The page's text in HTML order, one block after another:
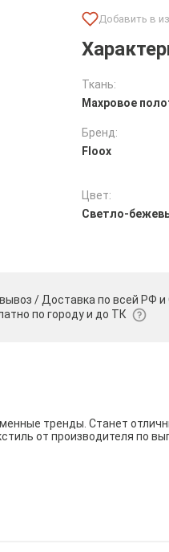
Ткань:
Махровое
Бренд:
Floox
Цвет:
Светло-
/ Доставка по всей РФ и
по городу и до ТК
тренды. Станет
от производителя по